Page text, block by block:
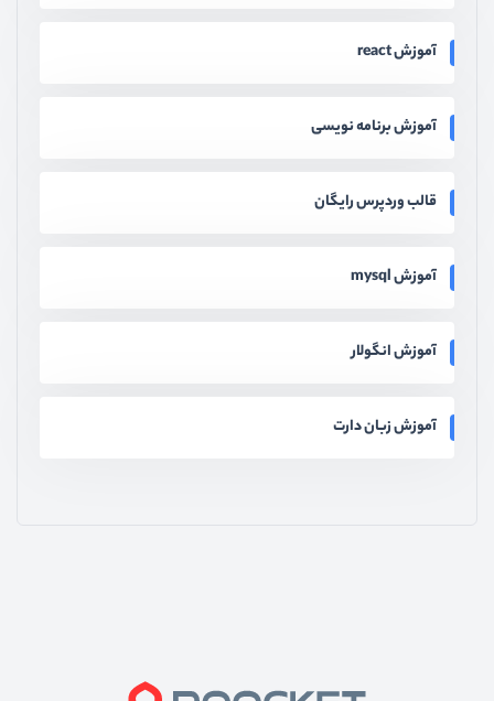
آموزش react
آموزش برنامه نویسی
قالب وردپرس رایگان
آموزش mysql
آموزش انگولار
آموزش زبان دارت